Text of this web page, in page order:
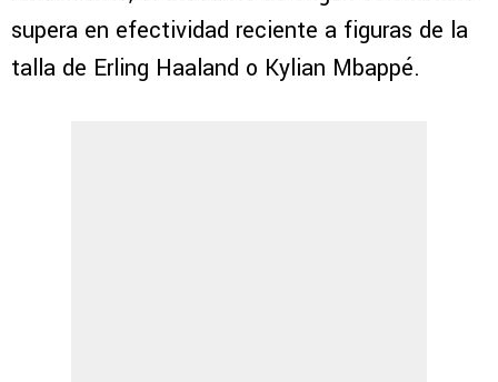
supera en efectividad reciente a figuras de la
talla de Erling Haaland o Kylian Mbappé.